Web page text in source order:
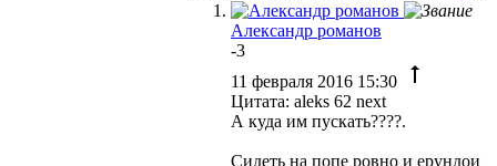
Александр романов
-3
11 февраля 2016 15:30
Цитата: aleks 62 next
А куда им пускать????.
Сидеть на попе ровно и ерундои